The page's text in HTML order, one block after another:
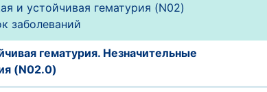
и устойчивая гематурия (N02)
заболеваний
гематурия. Незначительные
(N02.0)